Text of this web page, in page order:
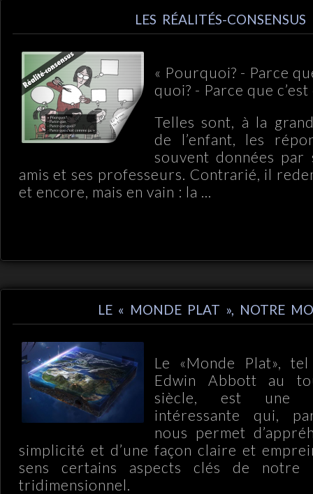
LES RÉALITÉS-CONSENSUS
« Pourquoi? - Parce
quoi? - Parce que c’est
Telles sont, à la
de l’enfant, les
souvent données par
amis et ses professeurs. Contrarié, il
et encore, mais en vain : la ...
LE « MONDE PLAT », NOTRE
Le «Monde Plat», tel
Edwin Abbott au
siècle, est une
intéressante qui,
nous permet
simplicité et d’une façon claire et
sens certains aspects clés de notre
tridimensionnel.